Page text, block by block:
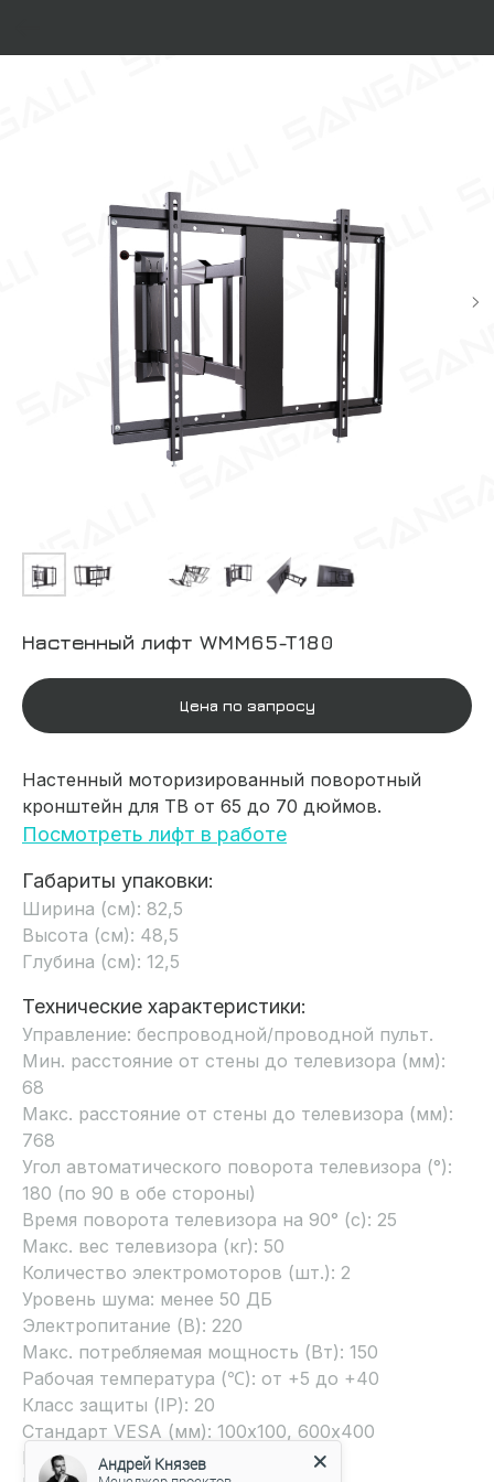
Настенный лифт WMM65-T180
Цена по запросу
Настенный моторизированный поворотный
кронштейн для ТВ от 65 до 70 дюймов.
Посмотреть лифт в работе
Габариты упаковки:
Ширина (см): 82,5
Высота (см): 48,5
Глубина (см): 12,5
Технические характеристики:
Управление: беспроводной/проводной пульт.
Мин. расстояние от стены до телевизора (мм):
68
Макс. расстояние от стены до телевизора (мм):
768
Угол автоматического поворота телевизора (°):
180 (по 90 в обе стороны)
Время поворота телевизора на 90° (с): 25
Макс. вес телевизора (кг): 50
Количество электромоторов (шт.): 2
Уровень шума: менее 50 ДБ
Электропитание (В): 220
Макс. потребляемая мощность (Вт): 150
Рабочая температура (℃): от +5 до +40
Класс защиты (IP): 20
Стандарт VESA (мм): 100х100, 600х400
Вес изделия (кг): 11,5
Андрей Князев